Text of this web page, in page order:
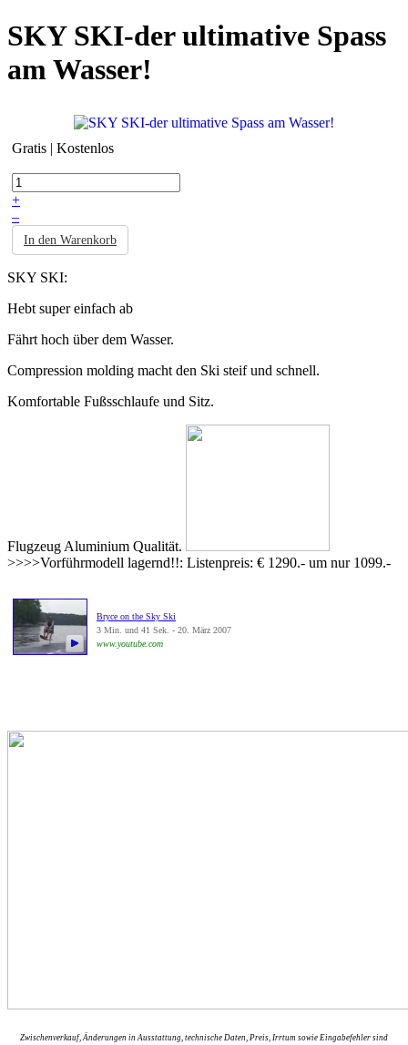
SKY SKI-der ultimative Spass
am Wasser!
Gratis | Kostenlos
+
–
In den Warenkorb
SKY SKI:
Hebt super einfach ab
Fährt hoch über dem Wasser.
Compression molding macht den Ski steif und schnell.
Komfortable Fußsschlaufe und Sitz.
Flugzeug Aluminium Qualität.
>>>>Vorführmodell lagernd!!: Listenpreis: € 1290.- um nur 1099.-
Bryce on the Sky Ski
3 Min. und 41 Sek. - 20. März 2007
www.youtube.com
Zwischenverkauf, Änderungen in Ausstattung, technische Daten, Preis, Irrtum sowie Eingabefehler sind